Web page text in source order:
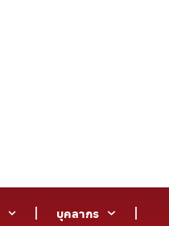
บุคลากร